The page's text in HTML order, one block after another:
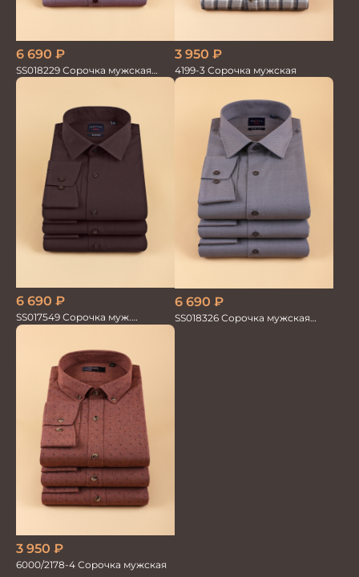
6 690 ₽
SS018229 Сорочка мужская
GROSTYLE TRENDY
3 950 ₽
4199-3 Сорочка мужская
6 690 ₽
SS017549 Сорочка муж.
GROSTYLE TRENDY
6 690 ₽
SS018326 Сорочка мужская
3 950 ₽
6000/2178-4 Сорочка мужская